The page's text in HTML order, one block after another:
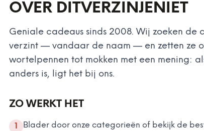
OVER DITVERZINJENIET
Geniale cadeaus sinds 2008. Wij zoeken
verzint — vandaar de naam — en zetten ze
wortelpennen tot mokken met een mening:
anders is, ligt het bij ons.
ZO WERKT HET
1 Blader door onze categorieën of bekijk de